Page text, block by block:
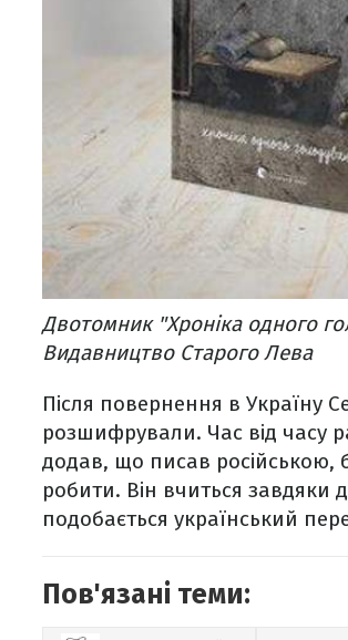
Двотомник "Хроніка одного
Видавництво Старого Лева
Після повернення в Україну
розшифрували. Час від часу
додав, що писав російською,
робити. Він вчиться завдяки
подобається український
Пов'язані теми: